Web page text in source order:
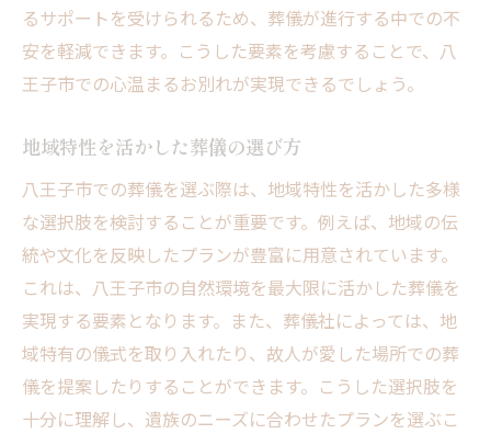
故人の人生を彩る個性的な葬儀プラン
八王子市で選べる多様な葬儀スタイル
思い出に残るセレモニーの演出方法
葬儀後の心温まるイベントの企画
家族葬の魅力八王子市でのプライバシーを守る
八王子市での家族葬の特長と魅力
プライバシーを重視した式場選びのポイン
ト
少人数での心温まるセレモニーの実現
るサポートを受けられるため、葬儀が進行する中での不
安を軽減できます。こうした要素を考慮することで、八
王子市での心温まるお別れが実現できるでしょう。
地域特性を活かした葬儀の選び方
八王子市での葬儀を選ぶ際は、地域特性を活かした多様
な選択肢を検討することが重要です。例えば、地域の伝
統や文化を反映したプランが豊富に用意されています。
これは、八王子市の自然環境を最大限に活かした葬儀を
実現する要素となります。また、葬儀社によっては、地
域特有の儀式を取り入れたり、故人が愛した場所での葬
儀を提案したりすることができます。こうした選択肢を
十分に理解し、遺族のニーズに合わせたプランを選ぶこ